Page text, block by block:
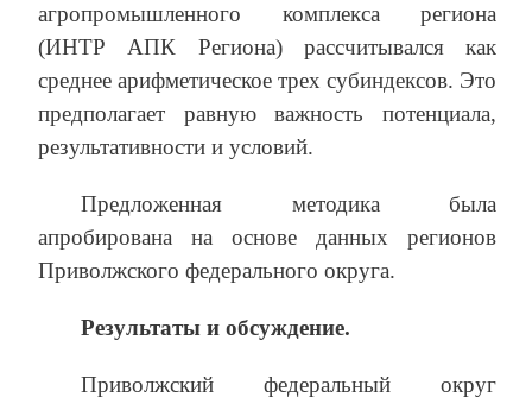
агропромышленного комплекса региона
(ИНТР АПК Региона) рассчитывался как
среднее арифметическое трех субиндексов. Это
предполагает равную важность потенциала,
результативности и условий.
Предложенная методика была
апробирована на основе данных регионов
Приволжского федерального округа.
Результаты и обсуждение.
Приволжский федеральный округ